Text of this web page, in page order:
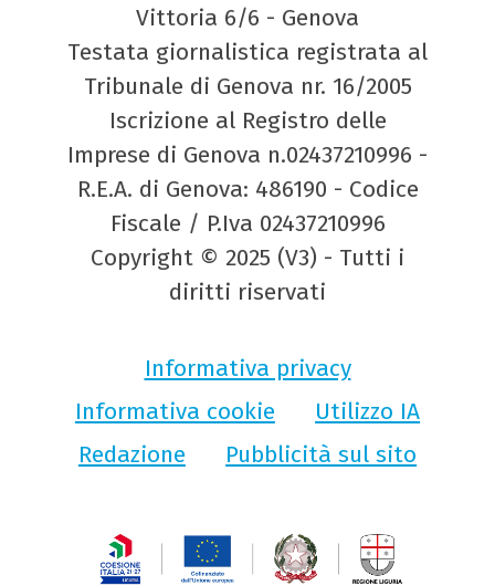
Vittoria 6/6 - Genova
Testata giornalistica registrata al
Tribunale di Genova nr. 16/2005
Iscrizione al Registro delle
Imprese di Genova n.02437210996 -
R.E.A. di Genova: 486190 - Codice
Fiscale / P.Iva 02437210996
Copyright © 2025 (V3) - Tutti i
diritti riservati
Informativa privacy
Informativa cookie
Utilizzo IA
Redazione
Pubblicità sul sito